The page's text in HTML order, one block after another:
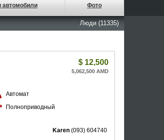
автомобили Фото
Люди (11335)
$ 12,500
5,062,500 AMD
Автомат
Полноприводный
Karen(093) 604740